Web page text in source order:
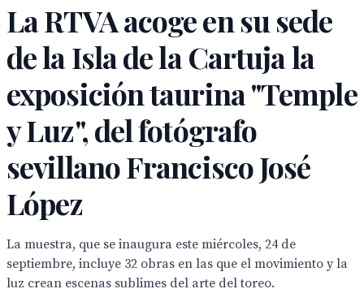
La RTVA acoge en su sede
de la Isla de la Cartuja la
exposición taurina "Temple
y Luz", del fotógrafo
sevillano Francisco José
López
La muestra, que se inaugura este miércoles, 24 de
septiembre, incluye 32 obras en las que el movimiento y la
luz crean escenas sublimes del arte del toreo.